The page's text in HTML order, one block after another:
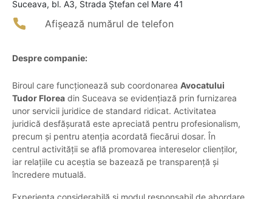
Suceava, bl. A3, Strada Ștefan cel Mare 41
Afișează numărul de telefon
Despre companie:
Biroul care funcționează sub coordonarea Avocatului
Tudor Florea din Suceava se evidențiază prin furnizarea
unor servicii juridice de standard ridicat. Activitatea
juridică desfășurată este apreciată pentru profesionalism,
precum și pentru atenția acordată fiecărui dosar. În
centrul activității se află promovarea intereselor clienților,
iar relațiile cu aceștia se bazează pe transparență și
încredere mutuală.
Experiența considerabilă și modul responsabil de abordare